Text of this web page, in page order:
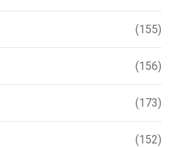
(155)
(156)
(173)
(152)